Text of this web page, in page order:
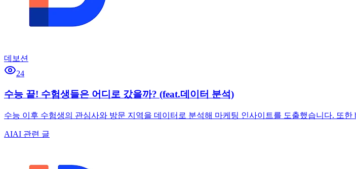
데보션
24
수능 끝! 수험생들은 어디로 갔을까? (feat.데이터 분석)
수능 이후 수험생의 관심사와 방문 지역을 데이터로 분석해 마케팅 인사이트를 도출했습니다. 또
AIAI 관련 글